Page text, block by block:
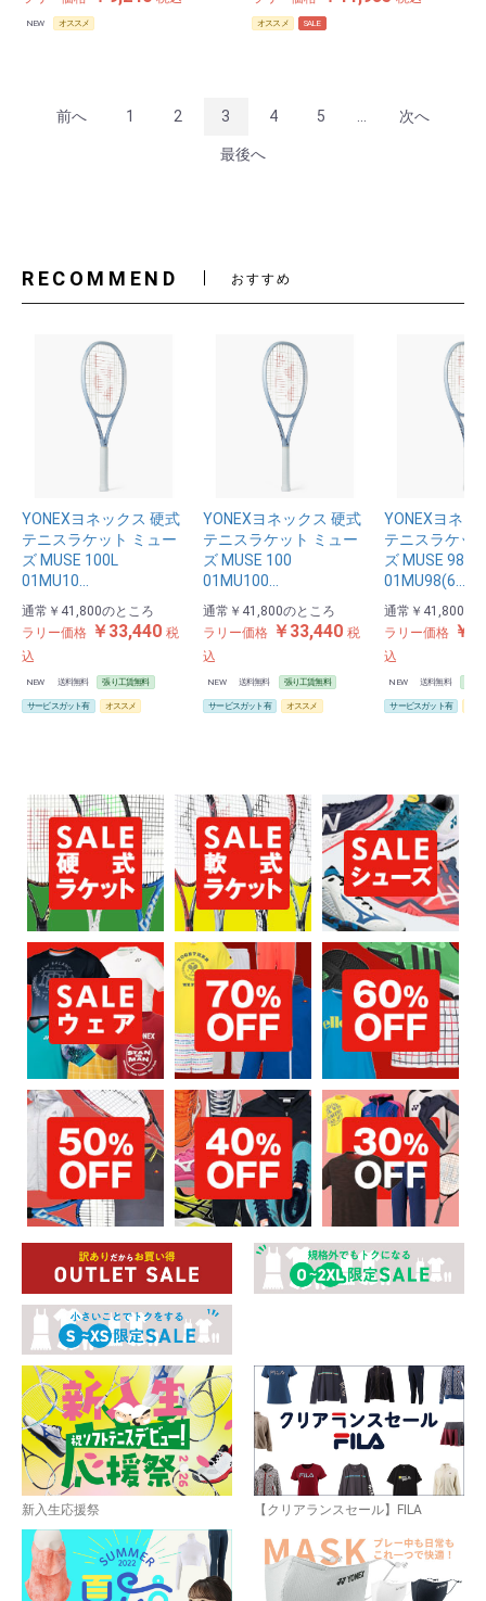
NEW オススメ オススメ SALE
お買い物を続ける
前へ 1 2 3 4 5 次へ
最後へ
RECOMMEND おすすめ
YONEXヨネックス 硬式
テニスラケット ミュー
ズ MUSE 100L
01MU10…
通常 ￥41,800のところ
ラリー価格 ￥33,440 税
込
NEW 送料無料 張り工賃無料
サービスガット有 オススメ
YONEXヨネックス 硬式
テニスラケット ミュー
ズ MUSE 100
01MU100…
通常 ￥41,800のところ
ラリー価格 ￥33,440税
込
NEW 送料無料 張り工賃無料
サービスガット有 オススメ
YONEXヨネッ
テニスラケッ
ズ MUSE 98
01MU98(6…
通常 ￥41,800
ラリー価格 ￥
込
NEW 送料無料
サービスガット有
新入生応援祭 【クリアランスセール】FILA